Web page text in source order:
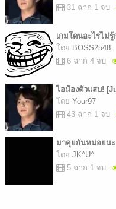
31 ฉาก 1 จบ
เกมโดนอะไรไม่รู้
โดย BOSS2548
6 ฉาก 4 จบ
ไอน้องตัวแสบ!
โดย Your97
43 ฉาก 1 จบ
มาคุยกันหน่อยนะ
โดย JK^U^
5 ฉาก 1 จบ